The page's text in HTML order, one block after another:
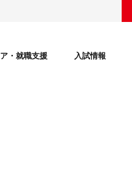
・就職支援 入試情報